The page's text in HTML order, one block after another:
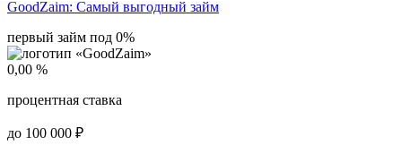
GoodZaim: Самый выгодный займ
первый займ под 0%
0,00 %
процентная ставка
до 100 000 ₽